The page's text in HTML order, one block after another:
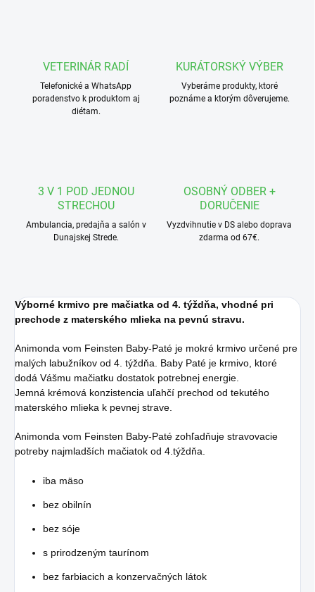
VETERINÁR RADÍ
Telefonické a WhatsApp
poradenstvo k produktom aj
diétam.
KURÁTORSKÝ VÝBER
Vyberáme produkty, ktoré
poznáme a ktorým dôverujeme.
3 V 1 POD JEDNOU
STRECHOU
Ambulancia, predajňa a salón v
Dunajskej Strede.
OSOBNÝ ODBER +
DORUČENIE
Vyzdvihnutie v DS alebo doprava
zdarma od 67€.
Výborné krmivo pre mačiatka od 4. týždňa, vhodné pri
prechode z materského mlieka na pevnú stravu.
Animonda vom Feinsten Baby-Paté je mokré krmivo určené pre
malých labužníkov od 4. týždňa. Baby Paté je krmivo, ktoré
dodá Vášmu mačiatku dostatok potrebnej energie.
Jemná krémová konzistencia uľahčí prechod od tekutého
materského mlieka k pevnej strave.
Animonda vom Feinsten Baby-Paté zohľadňuje stravovacie
potreby najmladších mačiatok od 4.týždňa.
iba mäso
bez obilnín
bez sóje
s prirodzeným taurínom
bez farbiacich a konzervačných látok